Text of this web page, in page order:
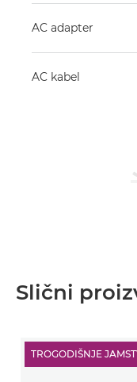
AC adapter
AC kabel
Slični
TROGODIŠNJE